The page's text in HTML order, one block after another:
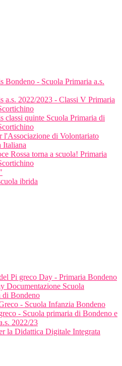
Bondeno - Scuola Primaria a.s.
a.s. 2022/2023 - Classi V Primaria
classi quinte Scuola Primaria di
l'Associazione di Volontariato
Italiana
Rossa torna a scuola! Primaria
ibrida
Pi greco Day - Primaria Bondeno
Documentazione Scuola
di Bondeno
- Scuola Infanzia Bondeno
- Scuola primaria di Bondeno e
2022/23
la Didattica Digitale Integrata